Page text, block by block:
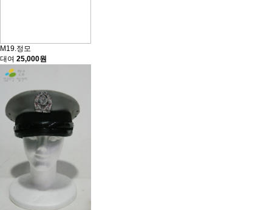
M19.정모
대여 25,000원